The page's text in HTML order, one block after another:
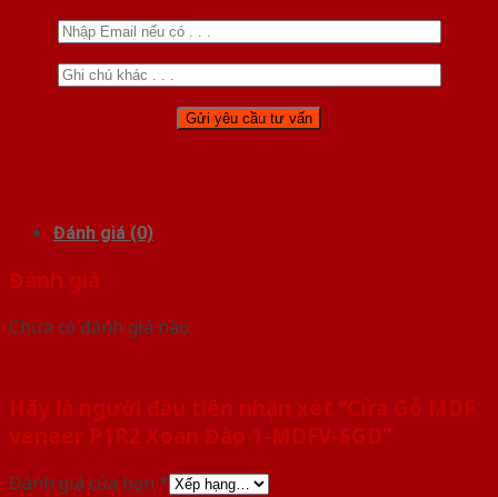
Đánh giá (0)
Đánh giá
Chưa có đánh giá nào.
Hãy là người đầu tiên nhận xét “Cửa Gỗ MDF
veneer P1R2 Xoan Đào 1-MDFV-SGD”
Đánh giá của bạn *